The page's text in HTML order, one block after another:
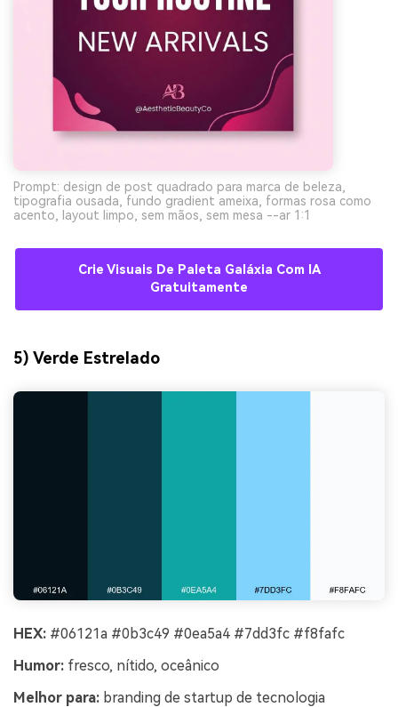
Prompt: design de post quadrado para marca de beleza,
tipografia ousada, fundo gradient ameixa, formas rosa como
acento, layout limpo, sem mãos, sem mesa --ar 1:1
Crie Visuais De Paleta Galáxia Com IA
Gratuitamente
5) Verde Estrelado
HEX: #06121a #0b3c49 #0ea5a4 #7dd3fc #f8fafc
Humor: fresco, nítido, oceânico
Melhor para: branding de startup de tecnologia